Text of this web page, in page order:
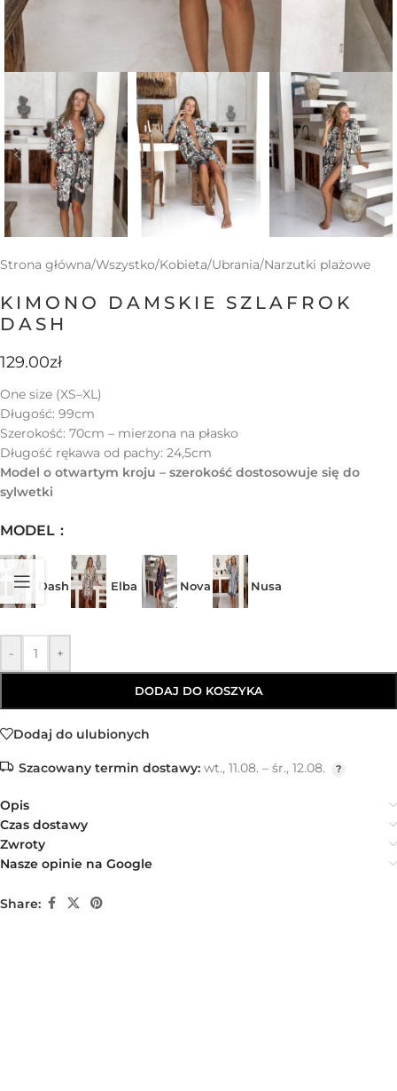
Strona główna/Wszystko/Kobieta/Ubrania/Narzutki plażowe
KIMONO DAMSKIE SZLAFROK
DASH
129.00zł
One size (XS–XL)
Długość: 99cm
Szerokość: 70cm – mierzona na płasko
Długość rękawa od pachy: 24,5cm
Model o otwartym kroju – szerokość dostosowuje się do
sylwetki
MODEL
Dash Elba Nova Nusa
- +
DODAJ DO KOSZYKA
Dodaj do ulubionych
Szacowany termin dostawy: wt., 11.08. – śr., 12.08.
Opis
Czas dostawy
Zwroty
Nasze opinie na Google
Share: